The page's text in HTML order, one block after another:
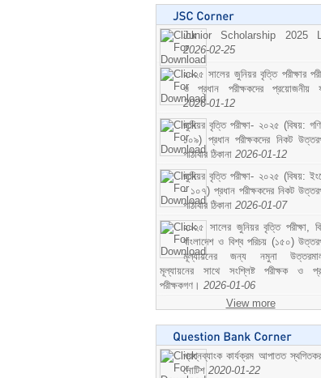
Junior Scholarship 2025
2026-02-25
২০২৫ সালের জুনিয়র বৃত্তি পরীক্ষার
ও প্রধান পরীক্ষকদের প্রয়োজনীয়
2026-01-12
জুনিয়র বৃত্তি পরীক্ষা- ২০২৫ (বিষয়:
১০৯) প্রধান পরীক্ষকদের নিকট
পাঠাবার ঠিকানা 2026-01-12
জুনিয়র বৃত্তি পরীক্ষা- ২০২৫ (বিষয়:
- ১০৭) প্রধান পরীক্ষকদের নিকট
পাঠাবার ঠিকানা 2026-01-07
২০২৫ সালের জুনিয়র বৃত্তি পরীক্ষা,
বাংলাদেশ ও বিশ্ব পরিচয় (১৫০)
মূল্যায়নের জন্য নমুনা
মূল্যায়নের সাথে সংশ্লিষ্ট পরীক্ষক ও
পরীক্ষকগণ। 2026-01-06
View more
প্রশ্নব্যাংক কার্যক্রম আপাতত
নোটিশ 2020-01-22